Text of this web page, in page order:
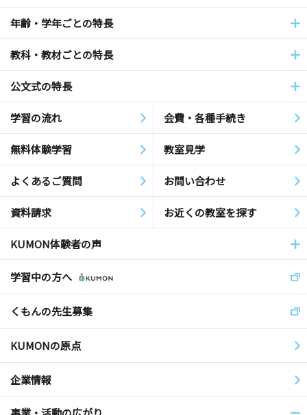
年齢・学年ごとの特長
教科・教材ごとの特長
公文式の特長
学習の流れ 会費・各種手続き
無料体験学習 教室見学
よくあるご質問 お問い合わせ
資料請求 お近くの教室を探す
KUMON体験者の声
学習中の方へ
くもんの先生募集
KUMONの原点
企業情報